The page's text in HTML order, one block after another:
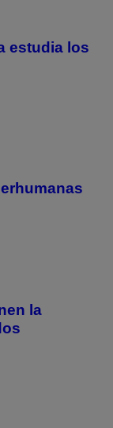
estudia los
la